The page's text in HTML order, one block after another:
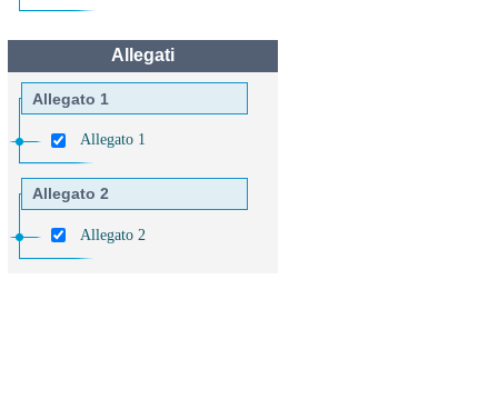
Allegati
Allegato 1
Allegato 1
Allegato 2
Allegato 2